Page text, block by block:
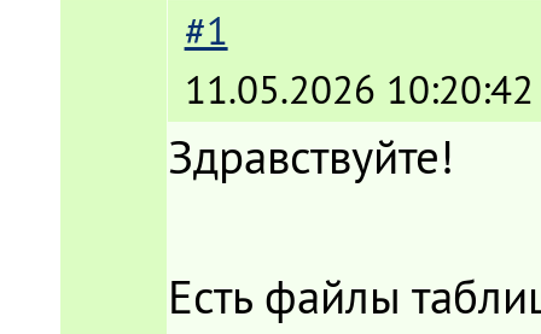
#1
11.05.2026 10:20:42
Здравствуйте!
Есть файлы